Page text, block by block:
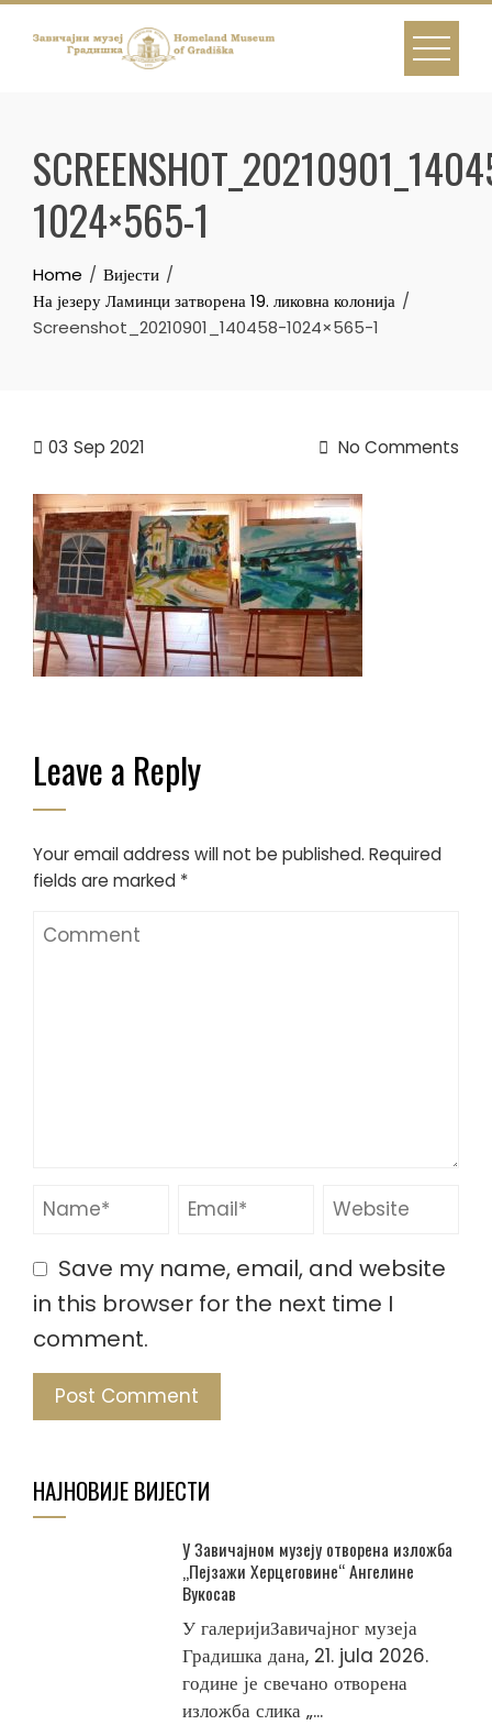
Skip
1024×565-1
Home
Вијести
На језеру Ламинци затворена 19. ликовна колонија
Screenshot_20210901_140458-1024×565-1
03 Sep 2021 No Comments
Leave a Reply
Your email address will not be published. Required
fields are marked *
Save my name, email, and website
in this browser for the next time I
comment.
НАЈНОВИЈЕ ВИЈЕСТИ
У Завичајном музеју отворена изложба
„Пејзажи Херцеговине“ Ангелине
Вукосав
У галеријиЗавичајног музеја
Градишка дана, 21. jula 2026.
године је свечано отворена
изложба слика „...